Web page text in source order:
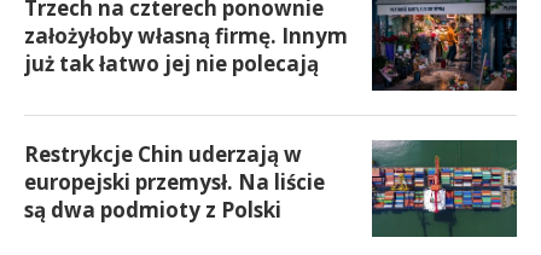
Trzech na czterech ponownie
założyłoby własną firmę. Innym
już tak łatwo jej nie polecają
Restrykcje Chin uderzają w
europejski przemysł. Na liście
są dwa podmioty z Polski